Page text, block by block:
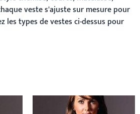
veste s'ajuste sur mesure pour
les types de vestes ci-dessus pour